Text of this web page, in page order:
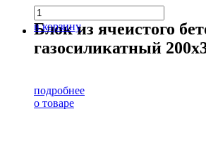
в корзину
Блок из ячеистого
газосиликатный
подробнее
о товаре